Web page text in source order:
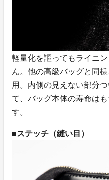
軽量化を謳ってもライニ
ん。他の高級バッグと同
用。内側の見えない部分
て、バッグ本体の寿命は
す。
■ステッチ（縫い目）